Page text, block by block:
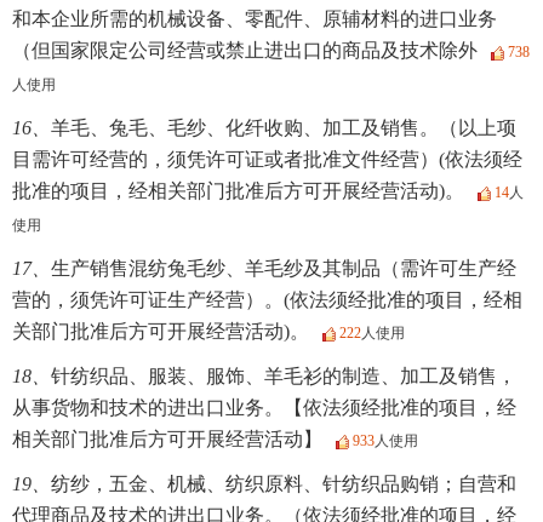
和本企业所需的机械设备、零配件、原辅材料的进口业务
（但国家限定公司经营或禁止进出口的商品及技术除外
738
人使用
16、 羊毛、兔毛、毛纱、化纤收购、加工及销售。（以上项
目需许可经营的，须凭许可证或者批准文件经营）(依法须经
批准的项目，经相关部门批准后方可开展经营活动)。
14人
使用
17、 生产销售混纺兔毛纱、羊毛纱及其制品（需许可生产经
营的，须凭许可证生产经营）。(依法须经批准的项目，经相
关部门批准后方可开展经营活动)。
222人使用
18、 针纺织品、服装、服饰、羊毛衫的制造、加工及销售，
从事货物和技术的进出口业务。【依法须经批准的项目，经
相关部门批准后方可开展经营活动】
933人使用
19、 纺纱，五金、机械、纺织原料、针纺织品购销；自营和
代理商品及技术的进出口业务。（依法须经批准的项目，经